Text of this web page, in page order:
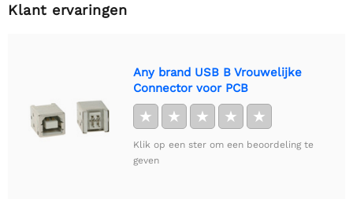
Klant ervaringen
Any brand USB B Vrouwelijke
Connector voor PCB
★ ★ ★ ★ ★
Klik op een ster om een beoordeling te
geven